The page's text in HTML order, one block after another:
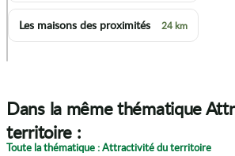
Les maisons des proximités 24 km
Dans la même thématique
territoire :
Toute la thématique : Attractivité du territoire